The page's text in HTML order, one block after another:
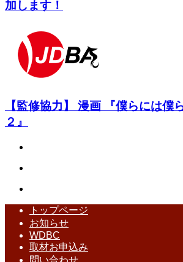
加します！
【監修協力】 漫画 『僕らには僕
２』
トップページ
お知らせ
WDBC
取材お申込み
問い合わせ